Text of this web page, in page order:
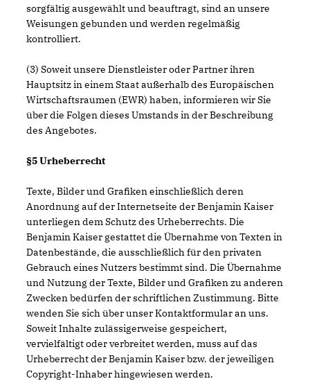
sorgfältig ausgewählt und beauftragt, sind an unsere
Weisungen gebunden und werden regelmäßig
kontrolliert.
(3) Soweit unsere Dienstleister oder Partner ihren
Hauptsitz in einem Staat außerhalb des Europäischen
Wirtschaftsraumen (EWR) haben, informieren wir Sie
über die Folgen dieses Umstands in der Beschreibung
des Angebotes.
§5 Urheberrecht
Texte, Bilder und Grafiken einschließlich deren
Anordnung auf der Internetseite der Benjamin Kaiser
unterliegen dem Schutz des Urheberrechts. Die
Benjamin Kaiser gestattet die Übernahme von Texten in
Datenbestände, die ausschließlich für den privaten
Gebrauch eines Nutzers bestimmt sind. Die Übernahme
und Nutzung der Texte, Bilder und Grafiken zu anderen
Zwecken bedürfen der schriftlichen Zustimmung. Bitte
wenden Sie sich über unser Kontaktformular an uns.
Soweit Inhalte zulässigerweise gespeichert,
vervielfältigt oder verbreitet werden, muss auf das
Urheberrecht der Benjamin Kaiser bzw. der jeweiligen
Copyright-Inhaber hingewiesen werden.